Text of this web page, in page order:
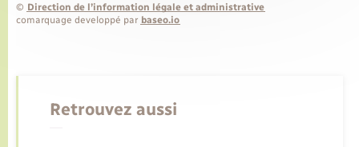
© Direction de l’information légale et administrative
comarquage developpé par baseo.io
Retrouvez aussi